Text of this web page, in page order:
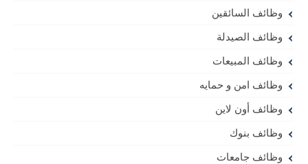
وظائف السائقين
وظائف الصيدلة
وظائف المبيعات
وظائف امن و حمايه
وظائف أون لاين
وظائف بنوك
وظائف جامعات